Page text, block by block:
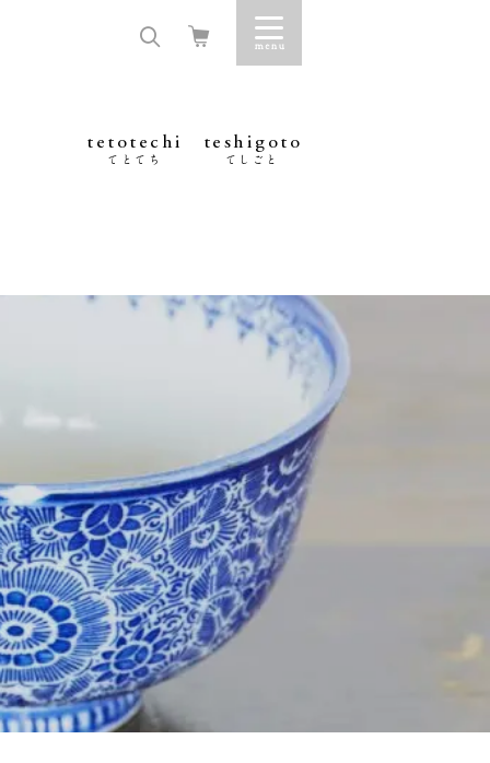
tetotechi
てとてち
teshigoto
てしごと